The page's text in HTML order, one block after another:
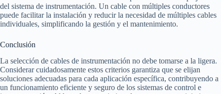
del sistema de instrumentación. Un cable con múltiples conductores
puede facilitar la instalación y reducir la necesidad de múltiples cables
individuales, simplificando la gestión y el mantenimiento.
Conclusión
La selección de cables de instrumentación no debe tomarse a la ligera.
Considerar cuidadosamente estos criterios garantiza que se elijan
soluciones adecuadas para cada aplicación específica, contribuyendo a
un funcionamiento eficiente y seguro de los sistemas de control e